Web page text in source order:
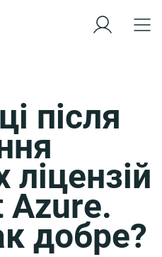
після
ліцензій
добре?